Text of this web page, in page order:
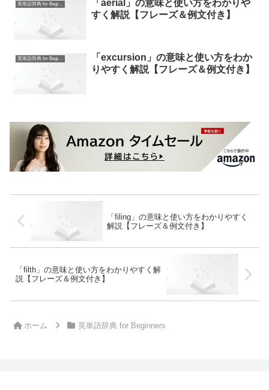
英単語辞典 for Beginners
「aerial」の意味と使い方をわかりや
すく解説【フレーズ＆例文付き】
英単語辞典 for Beginners
「excursion」の意味と使い方をわか
りやすく解説【フレーズ＆例文付き】
「filing」の意味と使い方をわかりやすく
解説【フレーズ＆例文付き】
「filth」の意味と使い方をわかりやすく解
説【フレーズ＆例文付き】
ホーム 英単語辞典 for Beginners